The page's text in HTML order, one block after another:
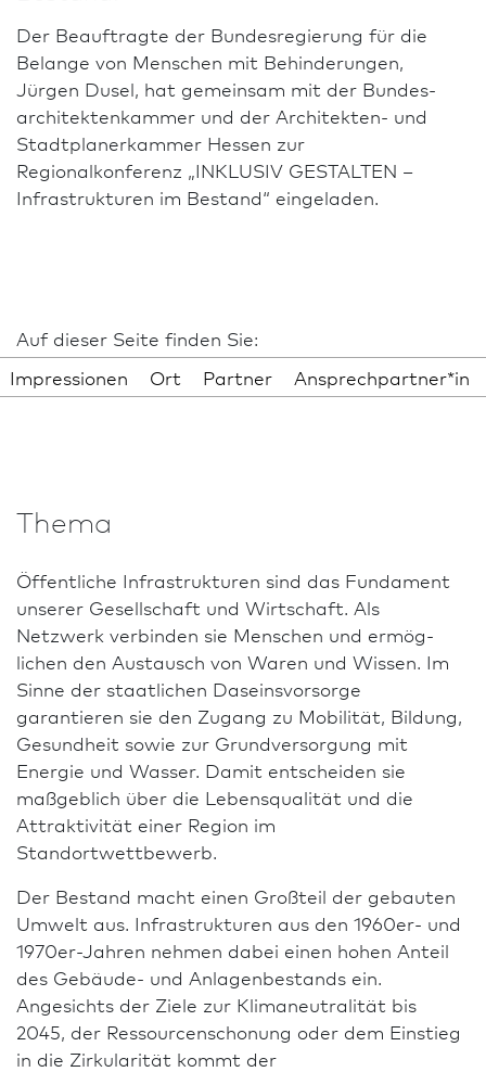
Der Beauftragte der Bundes­regierung für die
Belange von Menschen mit Be­hin­der­ungen,
Jürgen Dusel, hat gemeinsam mit der Bundes­
architekten­kammer und der Architekten- und
Stadt­planer­kammer Hessen zur
Regionalkonferenz „INKLUSIV GESTALTEN –
Infrastrukturen im Bestand“ eingeladen.
Auf dieser Seite finden Sie:
Impressionen
Ort Partner Ansprech­partner*in
Thema
Öffentliche Infrastrukturen sind das Fundament
unserer Gesellschaft und Wirtschaft. Als
Netzwerk verbinden sie Menschen und er­mög­
lichen den Austausch von Waren und Wissen. Im
Sinne der staatlichen Daseinsvorsorge
garantieren sie den Zugang zu Mobilität, Bildung,
Gesundheit sowie zur Grundversorgung mit
Energie und Wasser. Damit entscheiden sie
maßgeblich über die Lebens­qualität und die
Attraktivität einer Region im
Standortwettbewerb.
Der Bestand macht einen Großteil der gebauten
Umwelt aus. Infrastrukturen aus den 1960er- und
1970er-Jahren nehmen dabei einen hohen Anteil
des Gebäude- und Anlagenbestands ein.
Angesichts der Ziele zur Klimaneutralität bis
2045, der Res­sour­cen­schonung oder dem Einstieg
in die Zirkularität kommt der